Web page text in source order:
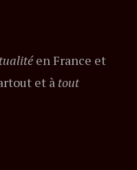
en France et
et à tout